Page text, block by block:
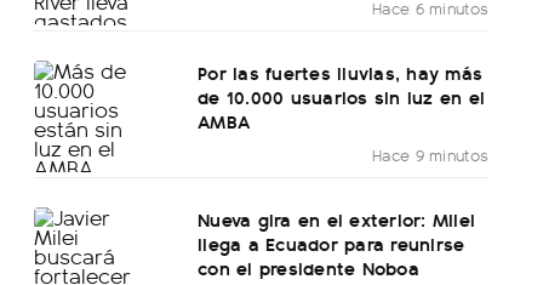
Hace 6 minutos
Por las fuertes lluvias, hay más
de 10.000 usuarios sin luz en el
AMBA
Hace 9 minutos
Nueva gira en el exterior: Milei
llega a Ecuador para reunirse
con el presidente Noboa